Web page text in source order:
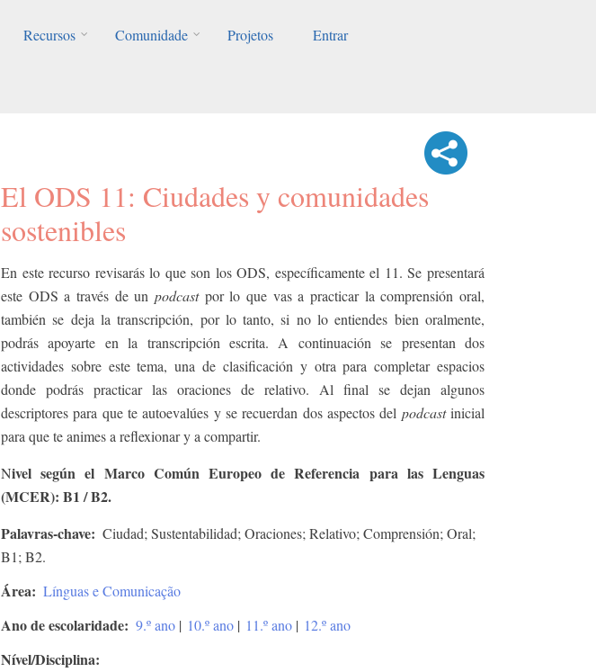
Recursos
Comunidade Projetos Entrar
El ODS 11: Ciudades y comunidades
sostenibles
En este recurso revisarás lo que son los ODS, específicamente el 11. Se presentará
este ODS a través de un podcast por lo que vas a practicar la comprensión oral,
también se deja la transcripción, por lo tanto, si no lo entiendes bien oralmente,
podrás apoyarte en la transcripción escrita. A continuación se presentan dos
actividades sobre este tema, una de clasificación y otra para completar espacios
donde podrás practicar las oraciones de relativo. Al final se dejan algunos
descriptores para que te autoevalúes y se recuerdan dos aspectos del podcastinicial
para que te animes a reflexionar y a compartir.
Nivel según el Marco Común Europeo de Referencia para las Lenguas
(MCER): B1 / B2.
Palavras-chave
Ciudad; Sustentabilidad; Oraciones; Relativo; Comprensión; Oral;
B1; B2.
Área Línguas e Comunicação
Ano de escolaridade 9.º ano | 10.º ano | 11.º ano | 12.º ano
Nível/Disciplina